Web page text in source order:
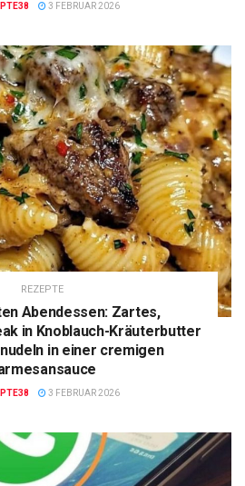
3 FEBRUAR 2026
REZEPTE
Abendessen: Zartes,
in Knoblauch-Kräuterbutter
in einer cremigen
3 FEBRUAR 2026